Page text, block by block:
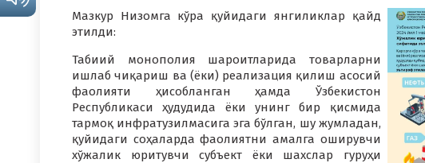
Мазкур Низомга кўра қуйидаги янгиликлар қайд
этилди:
Табиий монополия шароитларида товарларни
ишлаб чиқариш ва (ёки) реализация қилиш асосий
фаолияти ҳисобланган ҳамда Ўзбекистон
Республикаси ҳудудида ёки унинг бир қисмида
тармоқ инфратузилмасига эга бўлган, шу жумладан,
қуйидаги соҳаларда фаолиятни амалга оширувчи
хўжалик юритувчи субъект ёки шахслар гуруҳи